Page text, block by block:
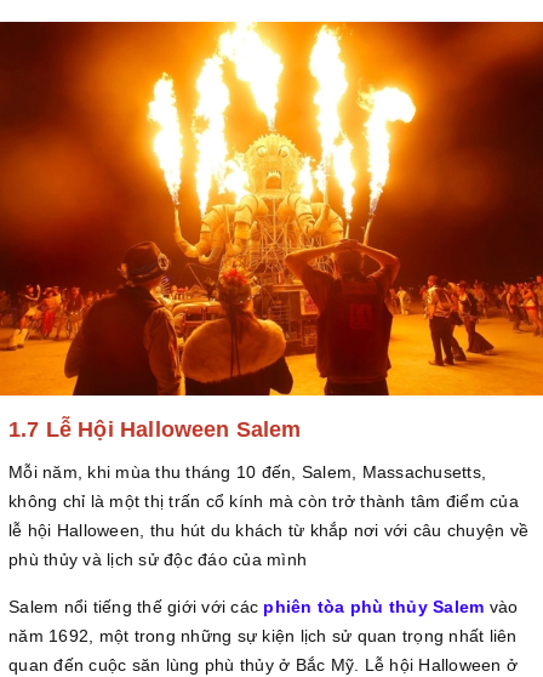
1.7 Lễ Hội Halloween Salem
Mỗi năm, khi mùa thu tháng 10 đến, Salem, Massachusetts,
không chỉ là một thị trấn cổ kính mà còn trở thành tâm điểm của
lễ hội Halloween, thu hút du khách từ khắp nơi với câu chuyện về
phù thủy và lịch sử độc đáo của mình
Salem nổi tiếng thế giới với các phiên tòa phù thủy Salem vào
năm 1692, một trong những sự kiện lịch sử quan trọng nhất liên
quan đến cuộc săn lùng phù thủy ở Bắc Mỹ. Lễ hội Halloween ở